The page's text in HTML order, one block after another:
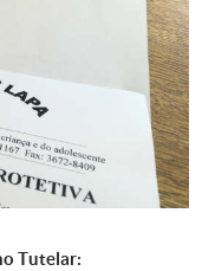
Tutelar: